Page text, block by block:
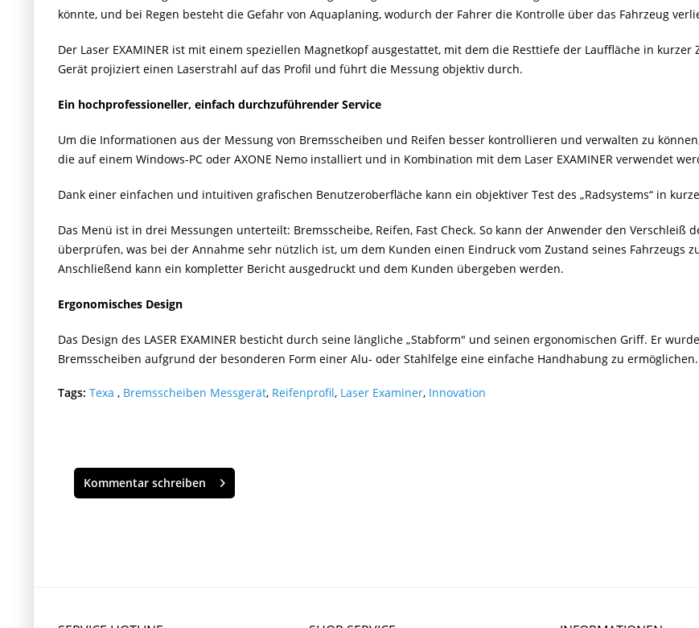
könnte, und bei Regen besteht die Gefahr von Aquaplaning, wodurch der Fahrer die Kontrolle über das Fahrzeug
Der Laser EXAMINER ist mit einem speziellen Magnetkopf ausgestattet, mit dem die Resttiefe der Lauffläche in
Gerät projiziert einen Laserstrahl auf das Profil und führt die Messung objektiv durch.
Ein hochprofessioneller, einfach durchzuführender Service
Um die Informationen aus der Messung von Bremsscheiben und Reifen besser kontrollieren und verwalten zu
die auf einem Windows-PC oder AXONE Nemo installiert und in Kombination mit dem Laser EXAMINER verwendet
Dank einer einfachen und intuitiven grafischen Benutzeroberfläche kann ein objektiver Test des „Radsystems“ in
Das Menü ist in drei Messungen unterteilt: Bremsscheibe, Reifen, Fast Check. So kann der Anwender den Verschleiß
überprüfen, was bei der Annahme sehr nützlich ist, um dem Kunden einen Eindruck vom Zustand seines Fahrzeugs
Anschließend kann ein kompletter Bericht ausgedruckt und dem Kunden übergeben werden.
Ergonomisches Design
Das Design des LASER EXAMINER besticht durch seine längliche „Stabform" und seinen ergonomischen Griff. Er
Bremsscheiben aufgrund der besonderen Form einer Alu- oder Stahlfelge eine einfache Handhabung zu ermöglichen.
Tags: Texa , Bremsscheiben Messgerät, Reifenprofil, Laser Examiner, Innovation
Kommentar schreiben